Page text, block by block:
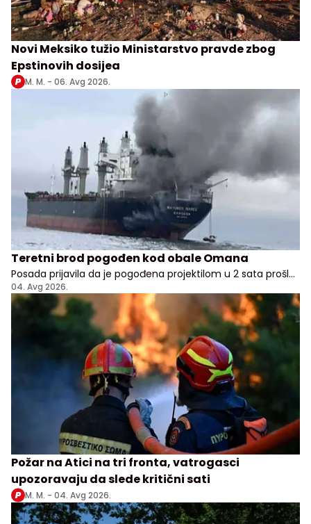
Novi Meksiko tužio Ministarstvo pravde zbog
Epstinovih dosijea
M. M. - 06. Avg 2026.
Teretni brod pogođen kod obale Omana
Posada prijavila da je pogođena projektilom u 2 sata prošle
noći, nema potvrde odakle je napad pokrenut
04. Avg 2026.
Požar na Atici na tri fronta, vatrogasci
upozoravaju da slede kritični sati
M. M. - 04. Avg 2026.